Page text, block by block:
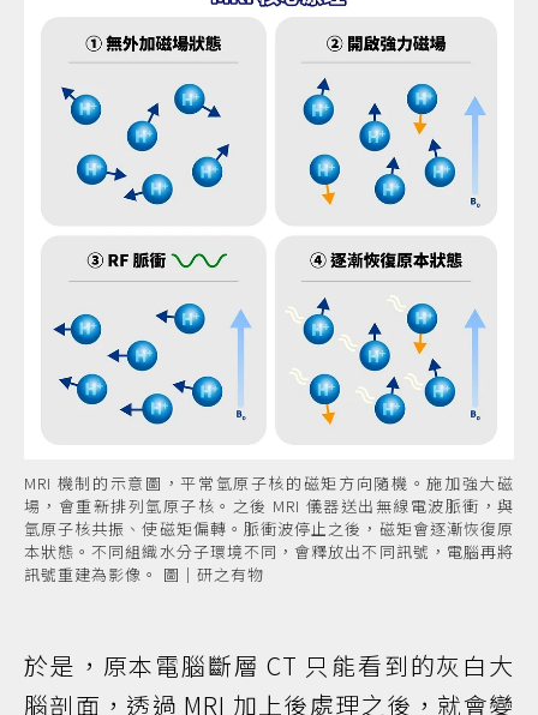
MRI 機制的示意圖，平常氫原子核的磁矩方向隨機。施加強大磁
場，會重新排列氫原子核。之後 MRI 儀器送出無線電波脈衝，與
氫原子核共振、使磁矩偏轉。脈衝波停止之後，磁矩會逐漸恢復原
本狀態。不同組織水分子環境不同，會釋放出不同訊號，電腦再將
訊號重建為影像。 圖｜研之有物
於是，原本電腦斷層 CT 只能看到的灰白大
腦剖面，透過 MRI 加上後處理之後，就會變